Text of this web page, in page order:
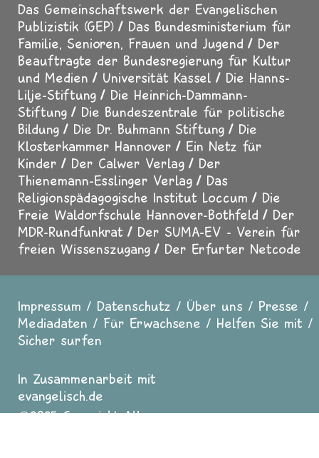
Das Gemeinschaftswerk der Evangelischen
Publizistik (GEP)
Das Bundesministerium für
Familie, Senioren, Frauen und Jugend
Der
Beauftragte der Bundesregierung für Kultur
und Medien
Universität Kassel
Die Hanns-
Lilje-Stiftung
Die Heinrich-Dammann-
Stiftung
Die Bundeszentrale für politische
Bildung
Die Dr. Buhmann Stiftung
Die
Klosterkammer Hannover
Ein Netz für
Kinder
Der Calwer Verlag
Der
Thienemann-Esslinger Verlag
Das
Religionspädagogische Institut Loccum
Die
Freie Waldorfschule Hannover-Bothfeld
Der
MDR-Rundfunkrat
Der SUMA-EV - Verein für
freien Wissenszugang
Der Erfurter Netcode
Fußzeile
Impressum Datenschutz Über uns
Presse
Mediadaten
Für Erwachsene
Helfen Sie mit
Sicher surfen
In Zusammenarbeit mit
evangelisch.de
2025 Copyright All